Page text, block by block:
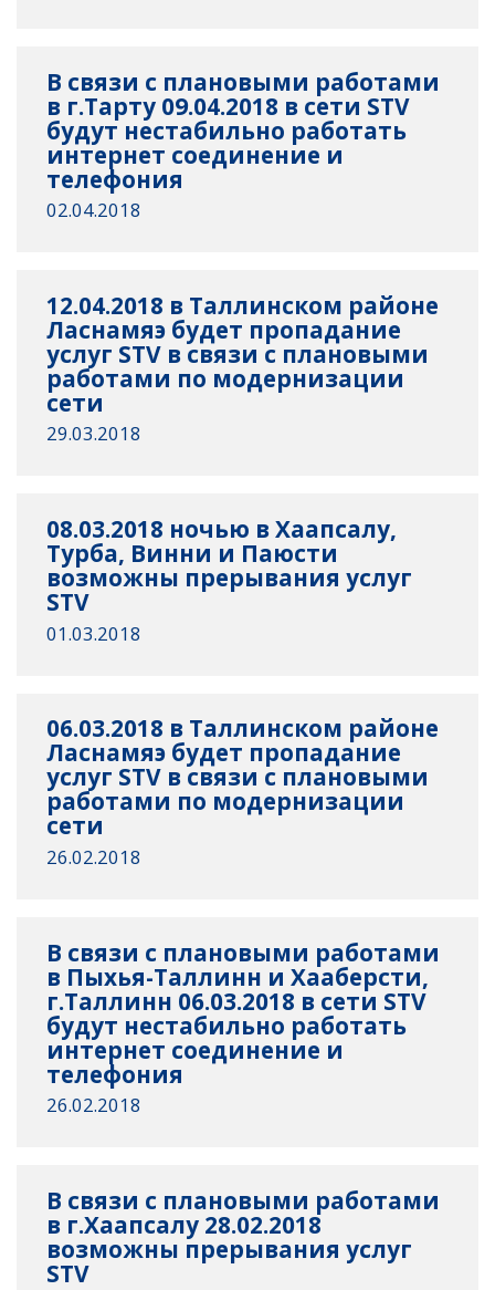
В связи с плановыми работами
в г.Тарту 09.04.2018 в сети STV
будут нестабильно работать
интернет соединение и
телефония
02.04.2018
12.04.2018 в Таллинском районе
Ласнамяэ будет пропадание
услуг STV в связи с плановыми
работами по модернизации
сети
29.03.2018
08.03.2018 ночью в Хаапсалу,
Турба, Винни и Паюсти
возможны прерывания услуг
STV
01.03.2018
06.03.2018 в Таллинском районе
Ласнамяэ будет пропадание
услуг STV в связи с плановыми
работами по модернизации
сети
26.02.2018
В связи с плановыми работами
в Пыхья-Таллинн и Хааберсти,
г.Таллинн 06.03.2018 в сети STV
будут нестабильно работать
интернет соединение и
телефония
26.02.2018
В связи с плановыми работами
в г.Хаапсалу 28.02.2018
возможны прерывания услуг
STV